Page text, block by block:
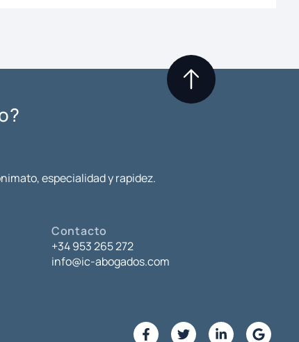
especialidad y rapidez.
Contacto
+34 953 265 272
info@ic-abogados.com